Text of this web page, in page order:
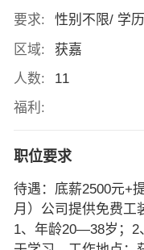
要求:
性别不限/ 学
区域:
获嘉
人数:
11
福利:
职位要求
待遇：底薪2500元+
月）公司提供免费工
1、年龄20—38岁；2